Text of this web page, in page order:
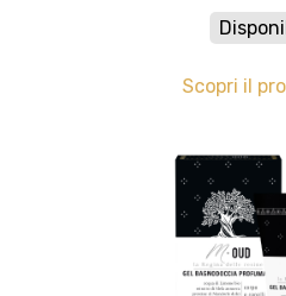
Scopri il